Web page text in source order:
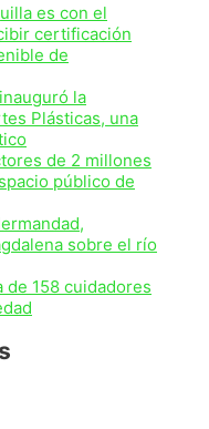
es con el
certificación
de
la
Plásticas, una
de 2 millones
público de
sobre el río
158 cuidadores